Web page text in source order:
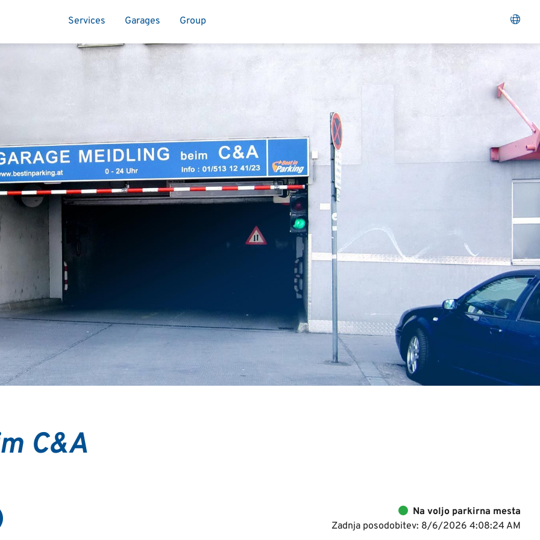
Services Garages Group
C&A
Na voljo parkirna mesta
Zadnja posodobitev: 8/6/2026 4:08:24 AM